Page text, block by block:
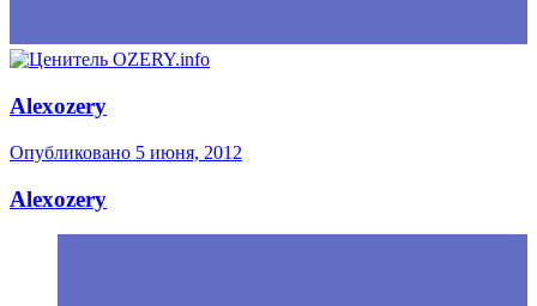
Alexozery
Опубликовано 5 июня, 2012
Alexozery